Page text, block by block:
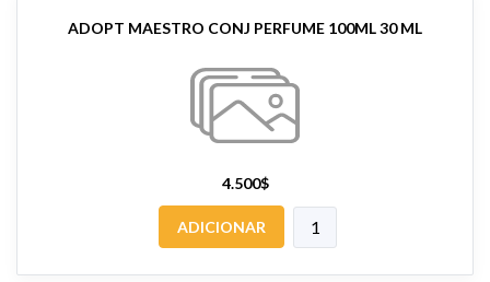
ADOPT MAESTRO CONJ PERFUME 100ML 30 ML
4.500$
ADICIONAR